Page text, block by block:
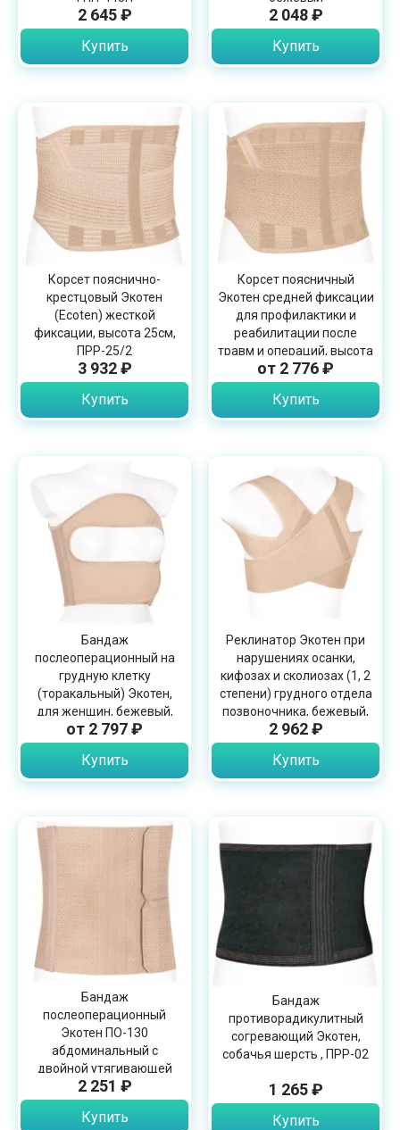
2 645 ₽
Купить
2 048 ₽
Купить
Корсет пояснично-
крестцовый Экотен
(Ecoten) жесткой
фиксации, высота 25см,
ПРР-25/2
3 932 ₽
Купить
Корсет поясничный
Экотен средней фиксации
для профилактики и
реабилитации после
травм и операций, высота
25см, ПРР-25/2П
от 2 776 ₽
Купить
Бандаж
послеоперационный на
грудную клетку
(торакальный) Экотен,
для женщин, бежевый,
ПО-К4
от 2 797 ₽
Купить
Реклинатор Экотен при
нарушениях осанки,
кифозах и сколиозах (1, 2
степени) грудного отдела
позвоночника, бежевый,
CR-D
2 962 ₽
Купить
Бандаж
послеоперационный
Экотен ПО-130
абдоминальный с
двойной утягивающей
панелью, высота 30см,
бежевый
2 251 ₽
Купить
Бандаж
противорадикулитный
согревающий Экотен,
собачья шерсть , ПРР-02
1 265 ₽
Купить